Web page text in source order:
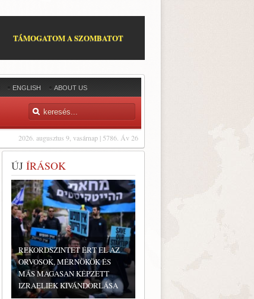
TÁMOGATOM A SZOMBATOT
ENGLISH ABOUT US
2026. augusztus 9, vasárnap | 5786. Áv 26
ÚJ ÍRÁSOK
REKORDSZINTET ÉRT EL AZ
ORVOSOK, MÉRNÖKÖK ÉS
MÁS MAGASAN KÉPZETT
IZRAELIEK KIVÁNDORLÁSA